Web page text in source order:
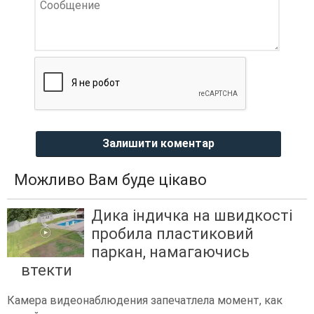
Залишити коментар
Можливо Вам буде цікаво
Дика індичка на швидкості
пробила пластиковий
паркан, намагаючись
втекти
Камера видеонаблюдения запечатлела момент, как